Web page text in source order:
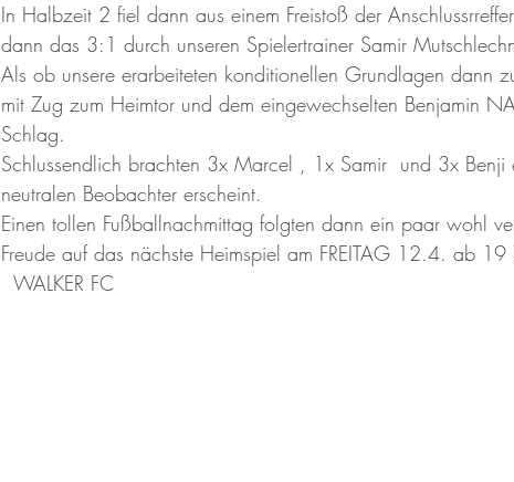
In Halbzeit 2 fiel dann aus einem Freistoß der
dann das 3:1 durch unseren Spielertrainer Samir
Als ob unsere erarbeiteten konditionellen Grundlagen dann
mit Zug zum Heimtor und dem eingewechselten Benjamin
Schlag.
Schlussendlich brachten 3x Marcel , 1x Samir  und 3x
neutralen Beobachter erscheint.
Einen tollen Fußballnachmittag folgten dann ein paar wohl
Freude auf das nächste Heimspiel am FREITAG 12.4. ab